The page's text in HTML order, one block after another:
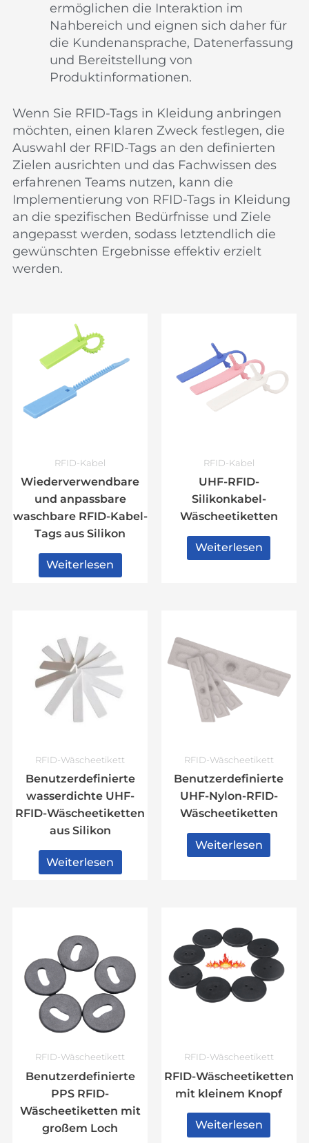
ermöglichen die Interaktion im
Nahbereich und eignen sich daher für
die Kundenansprache, Datenerfassung
und Bereitstellung von
Produktinformationen.
Wenn Sie RFID-Tags in Kleidung anbringen
möchten, einen klaren Zweck festlegen, die
Auswahl der RFID-Tags an den definierten
Zielen ausrichten und das Fachwissen des
erfahrenen Teams nutzen, kann die
Implementierung von RFID-Tags in Kleidung
an die spezifischen Bedürfnisse und Ziele
angepasst werden, sodass letztendlich die
gewünschten Ergebnisse effektiv erzielt
werden.
RFID-Kabel
Wiederverwendbare
und anpassbare
waschbare RFID-Kabel-
Tags aus Silikon
Weiterlesen
RFID-Kabel
UHF-RFID-
Silikonkabel-
Wäscheetiketten
Weiterlesen
RFID-Wäscheetikett
Benutzerdefinierte
wasserdichte UHF-
RFID-Wäscheetiketten
aus Silikon
Weiterlesen
RFID-Wäscheetikett
Benutzerdefinierte
UHF-Nylon-RFID-
Wäscheetiketten
Weiterlesen
RFID-Wäscheetikett
Benutzerdefinierte
PPS RFID-
Wäscheetiketten mit
großem Loch
RFID-Wäscheetikett
RFID-Wäscheetiketten
mit kleinem Knopf
Weiterlesen